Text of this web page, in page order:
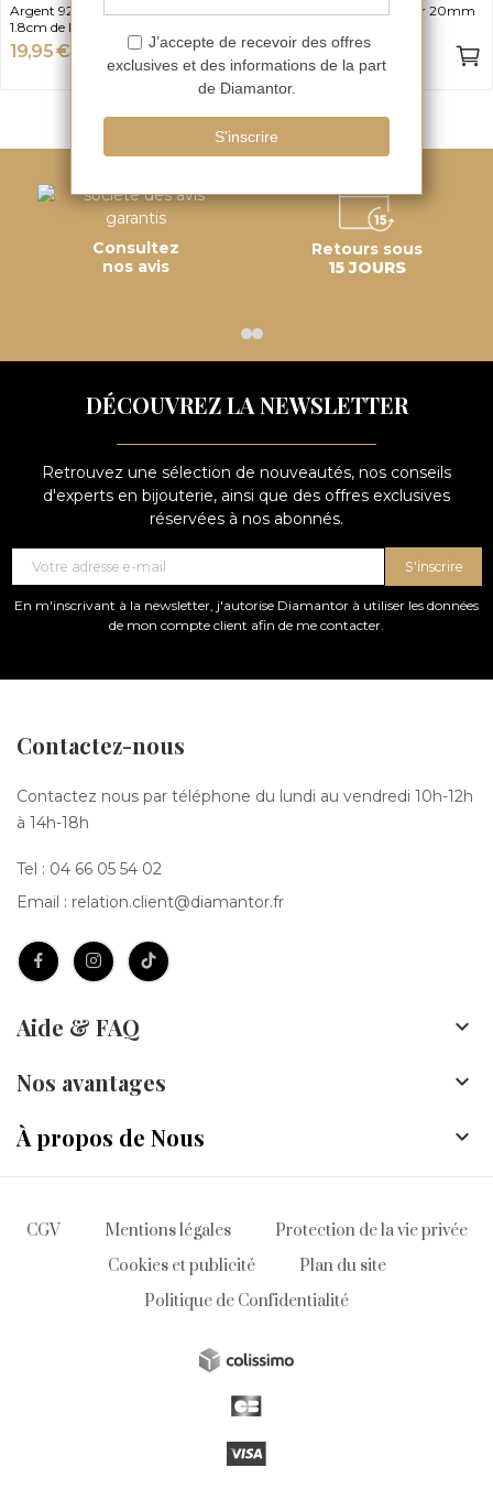
Argent 925, 1.5 cm de largeur et
1.8cm de longueur
19,95 €39,90 € -50%
Acier Inoxydable, Largeur 20mm
7,45 €14,90 € -50%
Consultez
nos avis
Retours sous
15 JOURS
DÉCOUVREZ LA NEWSLETTER
Retrouvez une sélection de nouveautés, nos conseils
d'experts en bijouterie, ainsi que des offres exclusives
réservées à nos abonnés.
S'inscrire
En m'inscrivant à la newsletter, j'autorise Diamantor à utiliser les données
de mon compte client afin de me contacter.
Contactez-nous
Contactez nous par téléphone du lundi au vendredi 10h-12h
à 14h-18h
Tel : 04 66 05 54 02
Email : relation.client@diamantor.fr
Aide & FAQ 
Nos avantages 
À propos de Nous 
CGV Mentions légales
Protection de la vie privée
Cookies et publicité
Plan du site
Politique de Confidentialité